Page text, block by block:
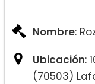
Nombre:
Ubicación:
(70503)